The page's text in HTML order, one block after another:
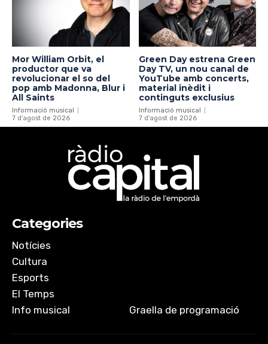
Mor William Orbit, el
productor que va
revolucionar el so del
pop amb Madonna, Blur i
All Saints
Informació musical
7 d'agost de 2026
Green Day estrena Green
Day TV, un nou canal de
YouTube amb concerts,
material inèdit i
continguts exclusius
Informació musical
7 d'agost de 2026
Categories
Notícies
Cultura
Esports
El Temps
Info musical
Graella de programació